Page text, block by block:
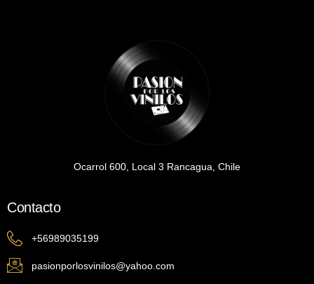
Ocarrol 600, Local 3 Rancagua, Chile
Contacto
+56989035199
pasionporlosvinilos@yahoo.com